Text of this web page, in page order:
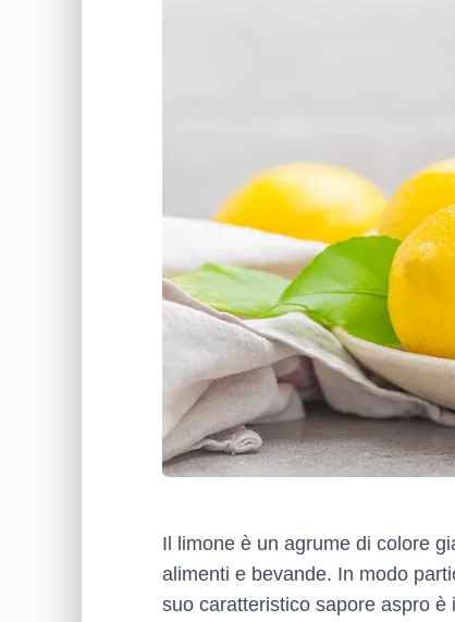
Il limone è un agrume di colore
alimenti e bevande. In modo
suo caratteristico sapore aspro